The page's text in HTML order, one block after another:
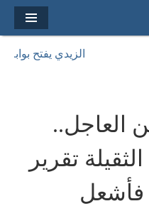
الزيدي يفتح بوابة
العاجل..
تقرير
فأشعل